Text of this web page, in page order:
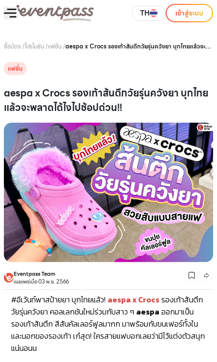
TH เข้าสู่ระบบ
ซื้อบัตร /โปรโมชัน/แฟชั่น/aespa x Crocs รองเท้าส้นตึกวัยรุ่นควังยา บุกไทยแล้วจะ
แฟชั่น
aespa x Crocs รองเท้าส้นตึกวัยรุ่นควังยา บุกไทย
แล้วจะพลาดได้ไงไปช้อปด่วน!!
Eventpass Team
เผยแพร่เมื่อ 03 พ.ย. 2566
#อีเว้นท์พาสป้ายยา บุกไทยแล้ว! aespa x Crocsรองเท้าส้นตึก
วัยรุ่นควังยา คอลเลกชันใหม่ร่วมกับสาว ๆ aespa ออกมาเป็น
รองเท้าส้นตึก สีสันคัลเลอร์ฟูลมากก มาพร้อมกับขนเฟอร์ทั้งใน
และนอกของรองเท้า เก๋สุด! ใครสายแฟบอกเลยว่ามีไว้แต่งตัวสนุก
แน่นอนน